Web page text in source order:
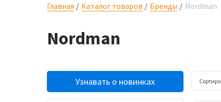
Главная Каталог товаров Бренды Nordman
Nordman
Узнавать о новинках